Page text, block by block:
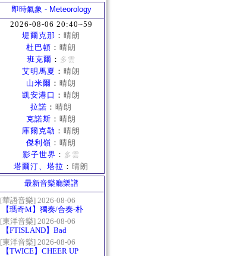
即時氣象 - Meteorology
2026-08-06 20:40~59
堤爾克那 ： 晴朗
杜巴頓 ： 晴朗
班克爾 ： 多雲
艾明馬夏 ： 晴朗
山米爾 ： 晴朗
凱安港口 ： 晴朗
拉諾 ： 晴朗
克諾斯 ： 晴朗
庫爾克勒 ： 晴朗
傑利嶺 ： 晴朗
影子世界 ： 多雲
塔爾汀、塔拉 ： 晴朗
最新音樂廳樂譜
[華語音樂] 2026-08-06
【瑪奇M】獨奏/合奏-朴
樹-那些花兒
[東洋音樂] 2026-08-06
【FTISLAND】Bad
Woman
[東洋音樂] 2026-08-06
【TWICE】CHEER UP